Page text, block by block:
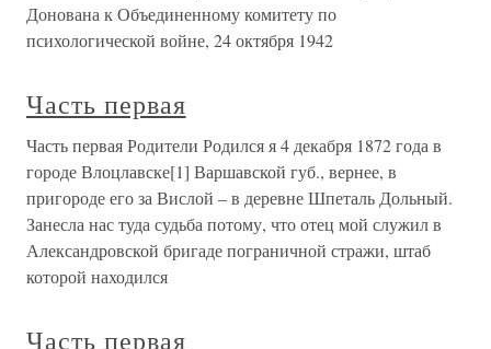
Донована к Объединенному комитету по
психологической войне, 24 октября 1942
Часть первая
Часть первая Родители Родился я 4 декабря 1872 года в
городе Влоцлавске[1] Варшавской губ., вернее, в
пригороде его за Вислой – в деревне Шпеталь Дольный.
Занесла нас туда судьба потому, что отец мой служил в
Александровской бригаде пограничной стражи, штаб
которой находился
Часть первая